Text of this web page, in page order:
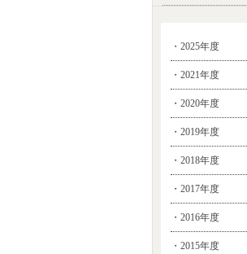
・2025年度
・2021年度
・2020年度
・2019年度
・2018年度
・2017年度
・2016年度
・2015年度